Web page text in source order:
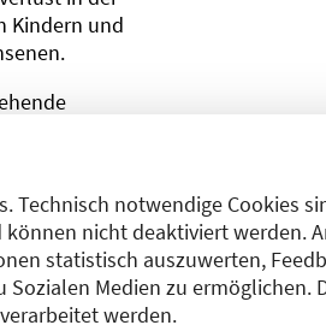
Technisch notwendige Cookies
nicht deaktiviert werden.
statistisch auszuwerten,
Medien zu ermöglichen.
werden.
Kindern und
Pädiatrie
in der
ist die
in der